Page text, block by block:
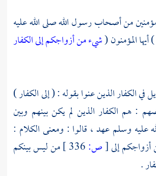
من أصحاب رسول الله صلى الله عليه
) أيها المؤمنون (شيء من أزواجكم إلى الكفار
في الكفار الذين عنوا بقوله : ( إلى الكفار )
: هم الكفار الذين لم يكن بينهم وبين
عليه وسلم عهد ، قالوا : ومعنى الكلام :
إلى[ص:
من ليس بينكم
.